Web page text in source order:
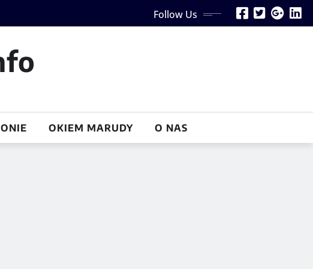
Follow Us
OKIEM MARUDY O NAS